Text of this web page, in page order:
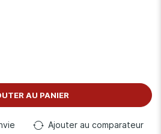
de résistance afin qu'elle soit
AU PANIER
Ajouter au comparateur